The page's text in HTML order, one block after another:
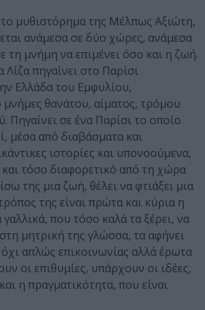
μυθιστόρημα της Μέλπως Αξιώτη,
ανάμεσα σε δύο χώρες, ανάμεσα
τη μνήμη να επιμένει όσο και η ζωή.
πηγαίνει στο Παρίσι
Ελλάδα του Εμφυλίου,
θανάτου, αίματος, τρόμου
Πηγαίνει σε ένα Παρίσι το οποίο
μέσα από διαβάσματα και
ιστορίες και υπονοούμενα,
και τόσο διαφορετικό από τη χώρα
της μια ζωή, θέλει να φτιάξει μια
της είναι πρώτα και κύρια η
που τόσο καλά τα ξέρει, να
μητρική της γλώσσα, τα αφήνει
απλώς επικοινωνίας αλλά έρωτα
οι επιθυμίες, υπάρχουν οι ιδέες,
η πραγματικότητα, που είναι